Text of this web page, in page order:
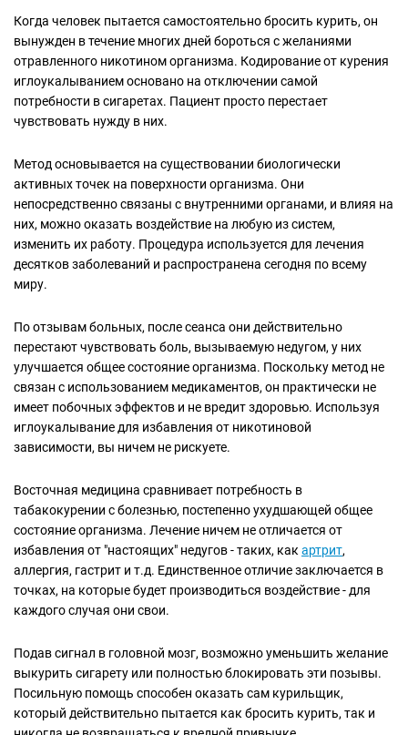
Когда человек пытается самостоятельно бросить курить, он
вынужден в течение многих дней бороться с желаниями
отравленного никотином организма. Кодирование от курения
иглоукалыванием основано на отключении самой
потребности в сигаретах. Пациент просто перестает
чувствовать нужду в них.
Метод основывается на существовании биологически
активных точек на поверхности организма. Они
непосредственно связаны с внутренними органами, и влияя на
них, можно оказать воздействие на любую из систем,
изменить их работу. Процедура используется для лечения
десятков заболеваний и распространена сегодня по всему
миру.
По отзывам больных, после сеанса они действительно
перестают чувствовать боль, вызываемую недугом, у них
улучшается общее состояние организма. Поскольку метод не
связан с использованием медикаментов, он практически не
имеет побочных эффектов и не вредит здоровью. Используя
иглоукалывание для избавления от никотиновой
зависимости, вы ничем не рискуете.
Восточная медицина сравнивает потребность в
табакокурении с болезнью, постепенно ухудшающей общее
состояние организма. Лечение ничем не отличается от
избавления от "настоящих" недугов - таких, как артрит,
аллергия, гастрит и т.д. Единственное отличие заключается в
точках, на которые будет производиться воздействие - для
каждого случая они свои.
Подав сигнал в головной мозг, возможно уменьшить желание
выкурить сигарету или полностью блокировать эти позывы.
Посильную помощь способен оказать сам курильщик,
который действительно пытается как бросить курить, так и